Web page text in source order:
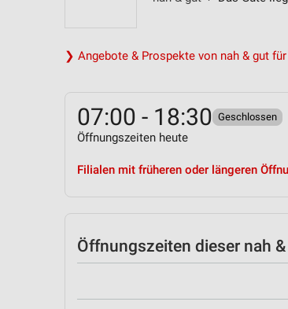
❯ Angebote & Prospekte von nah & gut
07:00 - 18:30 Geschlossen
Öffnungszeiten heute
Filialen mit früheren oder längeren
Öffnungszeiten dieser nah